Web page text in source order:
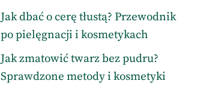
Jak dbać o cerę tłustą? Przewodnik
po pielęgnacji i kosmetykach
Jak zmatowić twarz bez pudru?
Sprawdzone metody i kosmetyki